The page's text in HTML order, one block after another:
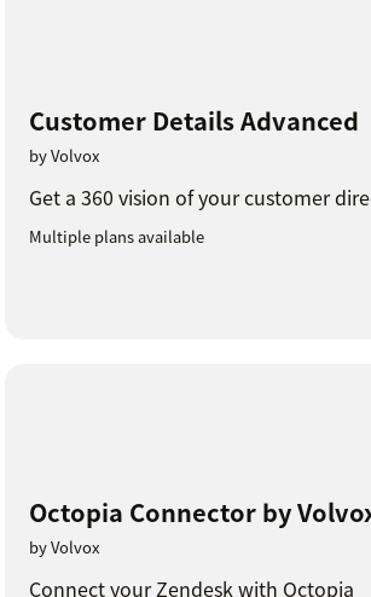
Customer Details Advanced
by Volvox
Get a 360 vision of your customer
Multiple plans available
Octopia Connector by
by Volvox
Connect your Zendesk with Octopia